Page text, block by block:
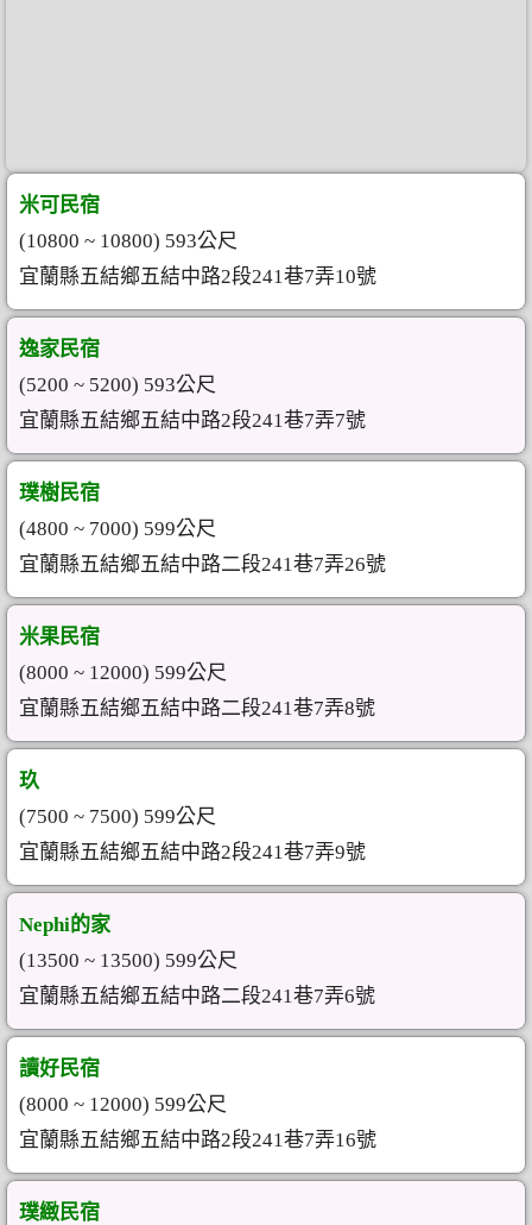
米可民宿
(10800 ~ 10800) 593公尺
宜蘭縣五結鄉五結中路2段241巷7弄10號
逸家民宿
(5200 ~ 5200) 593公尺
宜蘭縣五結鄉五結中路2段241巷7弄7號
璞樹民宿
(4800 ~ 7000) 599公尺
宜蘭縣五結鄉五結中路二段241巷7弄26號
米果民宿
(8000 ~ 12000) 599公尺
宜蘭縣五結鄉五結中路二段241巷7弄8號
玖
(7500 ~ 7500) 599公尺
宜蘭縣五結鄉五結中路2段241巷7弄9號
Nephi的家
(13500 ~ 13500) 599公尺
宜蘭縣五結鄉五結中路二段241巷7弄6號
讀好民宿
(8000 ~ 12000) 599公尺
宜蘭縣五結鄉五結中路2段241巷7弄16號
璞緻民宿